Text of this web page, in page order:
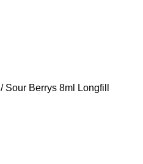
/ Sour Berrys 8ml Longfill